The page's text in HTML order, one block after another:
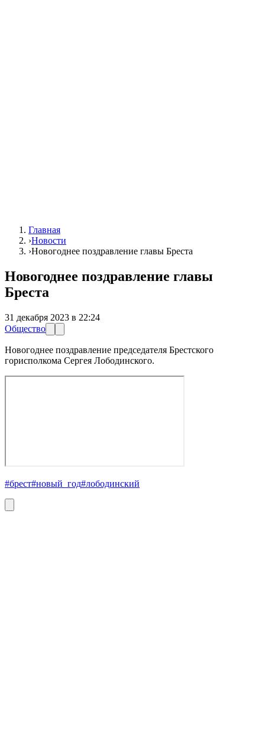
Главная
›Новости
›Новогоднее поздравление главы Бреста
Новогоднее поздравление главы
Бреста
31 декабря 2023 в 22:24
Общество
Новогоднее поздравление председателя Брестского
горисполкома Сергея Лободинского.
#брест#новый_год#лободинский